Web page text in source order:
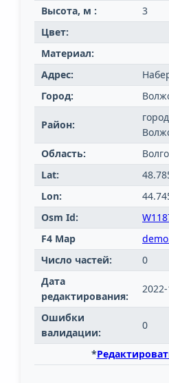
Высота, м :
3
Цвет:
Материал:
Адрес:
Город:
Район:
Область:
Lat:
Lon:
Osm Id:
F4 Map
Число частей:
0
Дата
редактирования:
Ошибки
валидации:
0
*